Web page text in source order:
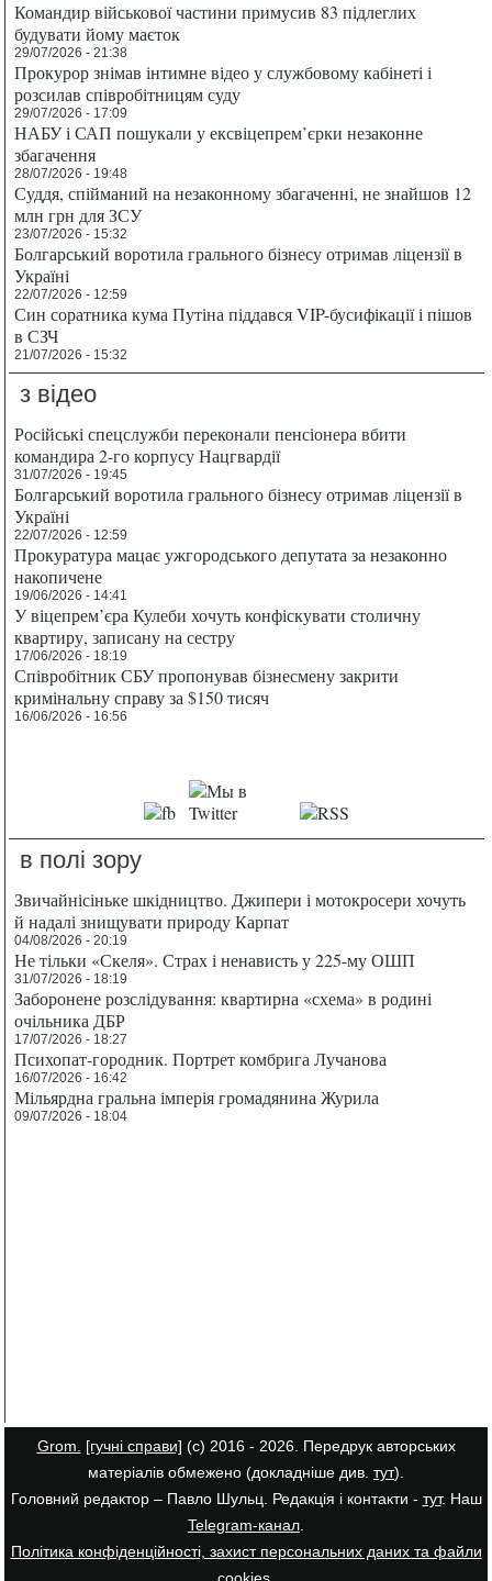
Командир військової частини примусив 83 підлеглих
будувати йому маєток
29/07/2026 - 21:38
Прокурор знімав інтимне відео у службовому кабінеті і
розсилав співробітницям суду
29/07/2026 - 17:09
НАБУ і САП пошукали у ексвіцепрем’єрки незаконне
збагачення
28/07/2026 - 19:48
Суддя, спійманий на незаконному збагаченні, не знайшов 12
млн грн для ЗСУ
23/07/2026 - 15:32
Болгарський воротила грального бізнесу отримав ліцензії в
Україні
22/07/2026 - 12:59
Син соратника кума Путіна піддався VIP-бусифікації і пішов
в СЗЧ
21/07/2026 - 15:32
з відео
Російські спецслужби переконали пенсіонера вбити
командира 2-го корпусу Нацгвардії
31/07/2026 - 19:45
Болгарський воротила грального бізнесу отримав ліцензії в
Україні
22/07/2026 - 12:59
Прокуратура мацає ужгородського депутата за незаконно
накопичене
19/06/2026 - 14:41
У віцепрем’єра Кулеби хочуть конфіскувати столичну
квартиру, записану на сестру
17/06/2026 - 18:19
Співробітник СБУ пропонував бізнесмену закрити
кримінальну справу за $150 тисяч
16/06/2026 - 16:56
в полі зору
Звичайнісіньке шкідництво. Джипери і мотокросери хочуть
й надалі знищувати природу Карпат
04/08/2026 - 20:19
Не тільки «Скеля». Страх і ненависть у 225-му ОШП
31/07/2026 - 18:19
Заборонене розслідування: квартирна «схема» в родині
очільника ДБР
17/07/2026 - 18:27
Психопат-городник. Портрет комбрига Лучанова
16/07/2026 - 16:42
Мільярдна гральна імперія громадянина Журила
09/07/2026 - 18:04
Grom. [гучні справи] (с) 2016 - 2026. Передрук авторських
матеріалів обмежено (докладніше див. тут).
Головний редактор – Павло Шульц. Редакція і контакти - тут. Наш
Telegram-канал
Політика конфіденційності, захист персональних даних та файли